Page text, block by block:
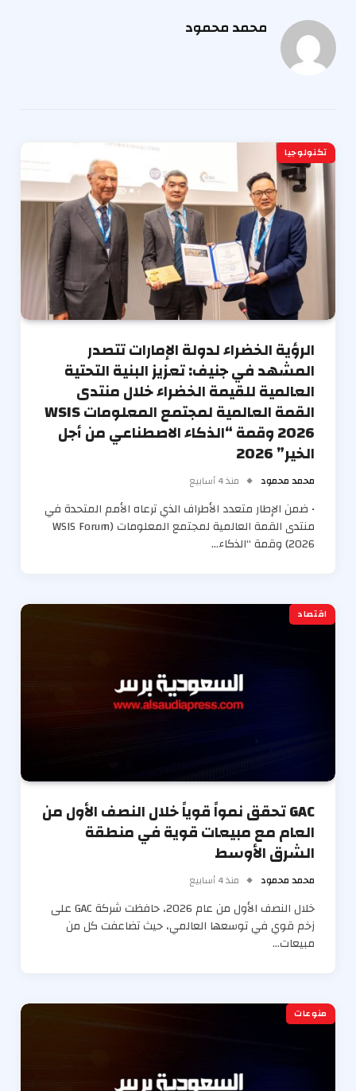
محمد محمود
تكنولوجيا
الرؤية الخضراء لدولة الإمارات تتصدر
المشهد في جنيف: تعزيز البنية التحتية
العالمية للقيمة الخضراء خلال منتدى
القمة العالمية لمجتمع المعلومات WSIS
2026 وقمة “الذكاء الاصطناعي من أجل
الخير” 2026
محمد محمود منذ 4 أسابيع
• ضمن الإطار متعدد الأطراف الذي ترعاه الأمم المتحدة في
منتدى القمة العالمية لمجتمع المعلومات (WSIS Forum
2026) وقمة “الذكاء…
اقتصاد
GAC تحقق نمواً قوياً خلال النصف الأول من
العام مع مبيعات قوية في منطقة
الشرق الأوسط
محمد محمود منذ 4 أسابيع
خلال النصف الأول من عام 2026، حافظت شركة GAC على
زخم قوي في توسعها العالمي، حيث تضاعفت كل من
مبيعات…
منوعات